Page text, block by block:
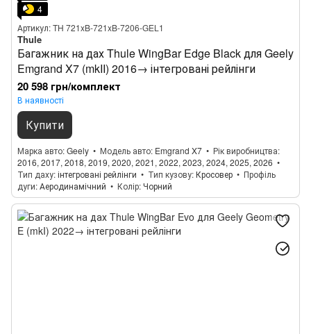
4
Артикул: TH 721xB-721xB-7206-GEL1
Thule
Багажник на дах Thule WingBar Edge Black для Geely
Emgrand X7 (mkII) 2016→ інтегровані рейлінги
20 598 грн/комплект
В наявності
Купити
Марка авто Geely Модель авто Emgrand X7
Рік виробництва
2016, 2017, 2018, 2019, 2020, 2021, 2022, 2023, 2024, 2025, 2026
Тип даху інтегровані рейлінги Тип кузову Кросовер
Профіль
дуги Аеродинамічний Колір Чорний